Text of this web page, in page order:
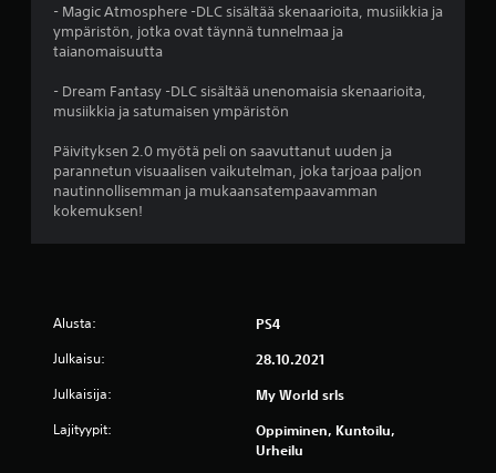
- Magic Atmosphere -DLC sisältää skenaarioita, musiikkia ja
ympäristön, jotka ovat täynnä tunnelmaa ja
taianomaisuutta
- Dream Fantasy -DLC sisältää unenomaisia skenaarioita,
musiikkia ja satumaisen ympäristön
Päivityksen 2.0 myötä peli on saavuttanut uuden ja
parannetun visuaalisen vaikutelman, joka tarjoaa paljon
nautinnollisemman ja mukaansatempaavamman
kokemuksen!
Alusta: PS4
Julkaisu: 28.10.2021
Julkaisija: My World srls
Lajityypit:
Oppiminen, Kuntoilu,
Urheilu